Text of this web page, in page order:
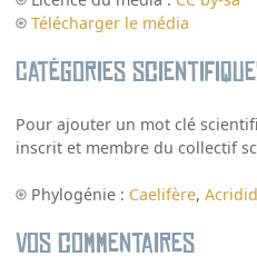
Télécharger le média
Catégories
Pour ajouter un mot clé
inscrit et membre du collectif
Phylogénie : Caelifère,
Vos commentaires